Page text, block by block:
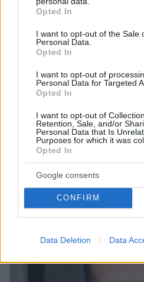
grant or deny consent to Google
use your data for below
consent section.
Opted In
I want to opt-out of the Sale
Personal Data.
Opted In
I want to opt-out of
Personal Data for Targeted
Opted In
I want to opt-out of
Retention, Sale, and/or
Personal Data that Is
Purposes for which it was
Opted In
Google consents
CONFIRM
Data Deletion Data
Πώς έγινε η τραγωδία με
Μάλια: Βούτηξε για να
πνίγηκε, τα παιδιά φώναζαν
06.08.2026, 21:23